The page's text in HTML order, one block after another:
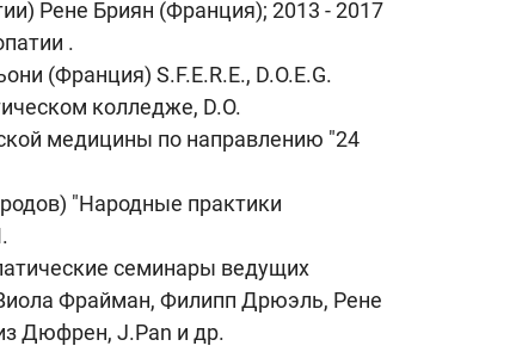
Рене Бриян (Франция); 2013 - 2017
.
(Франция) S.F.E.R.E., D.O.E.G.
колледже, D.O.
медицины по направлению "24
"Народные практики
семинары ведущих
Фрайман, Филипп Дрюэль, Рене
Дюфрен, J.Pan и др.